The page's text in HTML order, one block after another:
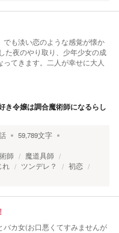
でも淡い恋のような感覚が懐か
た夜のやり取り、少年少女の成
てきます。二人が幸せに大人
令嬢は調合魔術師になるらし
59,789文字
師
魔道具師
れ ツンデレ？
初恋
バカ女(お口悪くてすみませんが